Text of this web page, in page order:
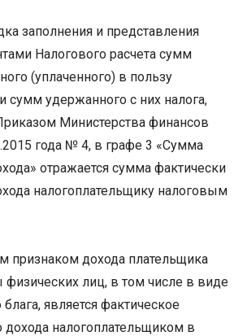
заполнения и представления
Налогового расчета сумм
(уплаченного) в пользу
сумм удержанного с них налога,
Министерства финансов
года № 4, в графе 3 «Сумма
отражается сумма фактически
налогоплательщику налоговым
признаком дохода плательщика
физических лиц, в том числе в виде
является фактическое
дохода налогоплательщиком в